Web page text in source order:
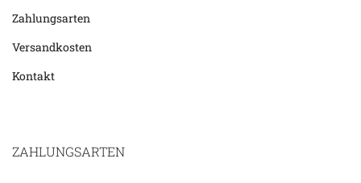
Zahlungsarten
Versandkosten
Kontakt
ZAHLUNGSARTEN